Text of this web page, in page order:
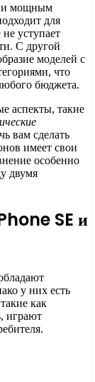
и мощным
для
уступает
С другой
моделей с
что
бюджета.
аспекты, такие
вам сделать
имеет свои
особенно
двумя
SE и
у них есть
как
играют